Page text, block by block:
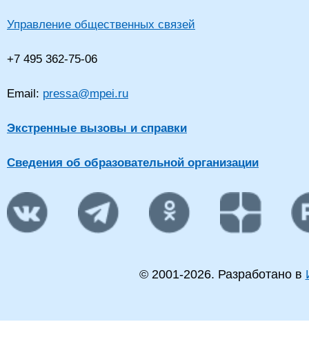
Управление общественных связей
+7 495 362-75-06
Email: pressa@mpei.ru
Экстренные вызовы и справки
Сведения об образовательной организации
© 2001-2026. Разработано в